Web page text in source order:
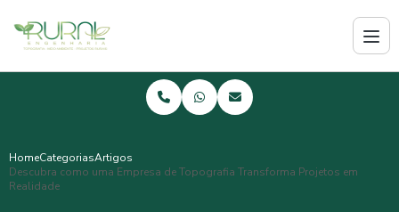
HomeCategoriasArtigos
Descubra como uma Empresa de Topografia Transforma Projetos em
Realidade